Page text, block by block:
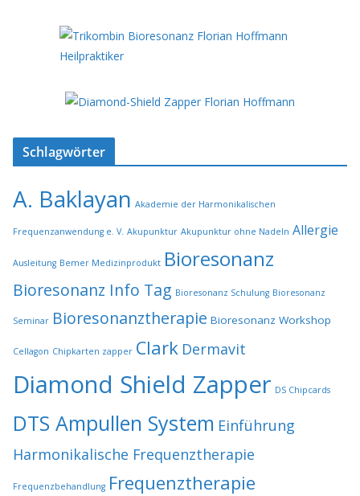
Schlagwörter
A. Baklayan Akademie der Harmonikalischen
Frequenzanwendung e. V. Akupunktur Akupunktur ohne Nadeln Allergie
Ausleitung Bemer Medizinprodukt Bioresonanz
Bioresonanz Info Tag Bioresonanz Schulung Bioresonanz
Seminar Bioresonanztherapie Bioresonanz Workshop
Cellagon Chipkarten zapper Clark Dermavit
Diamond Shield Zapper DS Chipcards
DTS Ampullen System Einführung
Harmonikalische Frequenztherapie
Frequenzbehandlung Frequenztherapie